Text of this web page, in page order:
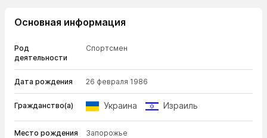
Основная информация
Род
деятельности
Спортсмен
Дата рождения 26 февраля 1986
Гражданство(а) Украина Израиль
Место рождения Запорожье